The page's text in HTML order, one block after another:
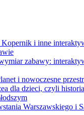
i inne
zabawy:
i nowoczesne
dla dzieci, czyli
Warszawskiego i